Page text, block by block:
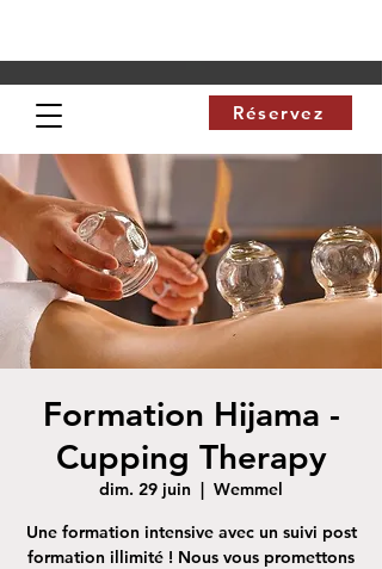
Réservez
Formation Hijama -
Cupping Therapy
dim. 29 juin
  |
Wemmel
Une formation intensive avec un suivi post
formation illimité ! Nous vous promettons